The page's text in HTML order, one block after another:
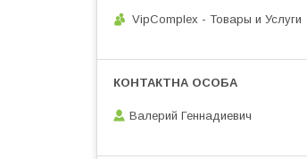
VipComplex - Товары и Услуги
Валерий Геннадиевич